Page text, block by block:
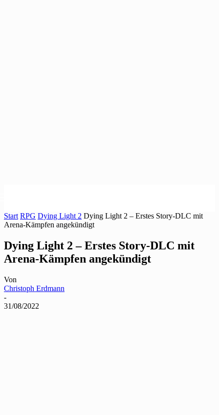
Start RPG Dying Light 2 Dying Light 2 – Erstes Story-DLC mit
Arena-Kämpfen angekündigt
Dying Light 2 – Erstes Story-DLC mit
Arena-Kämpfen angekündigt
Von
Christoph Erdmann
-
31/08/2022